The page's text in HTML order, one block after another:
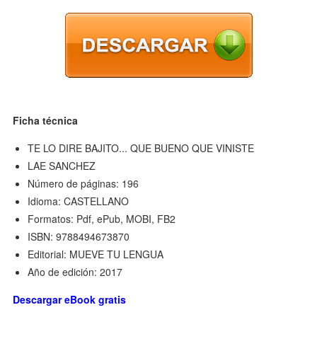
Ficha técnica
TE LO DIRE BAJITO... QUE BUENO QUE VINISTE
LAE SANCHEZ
Número de páginas: 196
Idioma: CASTELLANO
Formatos: Pdf, ePub, MOBI, FB2
ISBN: 9788494673870
Editorial: MUEVE TU LENGUA
Año de edición: 2017
Descargar eBook gratis